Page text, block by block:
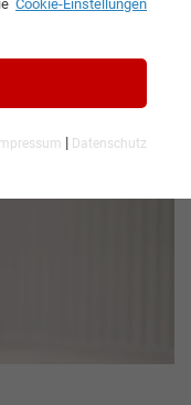
Cookie-Einstellungen
Impressum | Datenschutz